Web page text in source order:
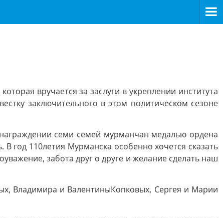
вручается за заслуги в укреплении института
заключительного в этом политическом сезоне
семи семей мурманчан медалью ордена
год 110летия Мурманска особенно хочется сказать
забота друг о друге и желание сделать наш
Владимира и ВалентиныКопковых, Сергея и Марии